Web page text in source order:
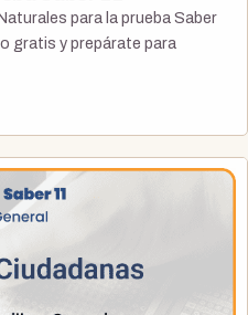
para la prueba Saber
gratis y prepárate para